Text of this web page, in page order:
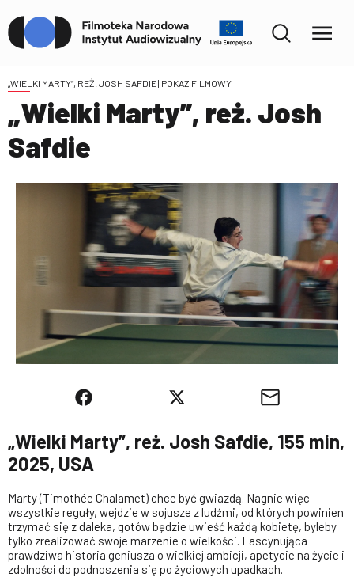
„WIELKI MARTY”, REŻ. JOSH SAFDIE| POKAZ FILMOWY
„Wielki Marty”, reż. Josh
Safdie
„Wielki Marty”, reż. Josh Safdie, 155 min,
2025, USA
Marty (Timothée Chalamet) chce być gwiazdą. Nagnie więc
wszystkie reguły, wejdzie w sojusze z ludźmi, od których powinien
trzymać się z daleka, gotów będzie uwieść każdą kobietę, byleby
tylko zrealizować swoje marzenie o wielkości. Fascynująca
prawdziwa historia geniusza o wielkiej ambicji, apetycie na życie i
zdolności do podnoszenia się po życiowych upadkach.